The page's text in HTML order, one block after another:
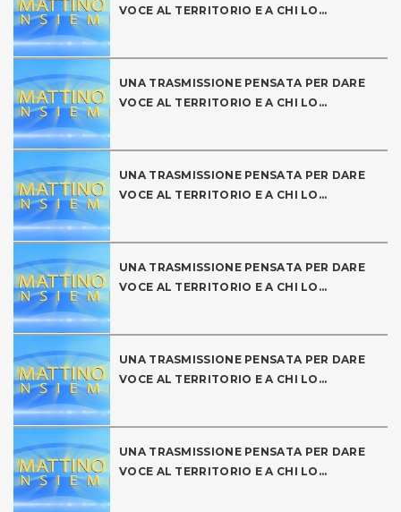
VOCE AL TERRITORIO E A CHI LO...
UNA TRASMISSIONE PENSATA PER DARE
VOCE AL TERRITORIO E A CHI LO...
UNA TRASMISSIONE PENSATA PER DARE
VOCE AL TERRITORIO E A CHI LO...
UNA TRASMISSIONE PENSATA PER DARE
VOCE AL TERRITORIO E A CHI LO...
UNA TRASMISSIONE PENSATA PER DARE
VOCE AL TERRITORIO E A CHI LO...
UNA TRASMISSIONE PENSATA PER DARE
VOCE AL TERRITORIO E A CHI LO...